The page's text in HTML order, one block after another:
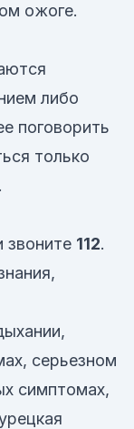
ожоге.
либо
поговорить
только
звоните 112.
серьезном
симптомах,